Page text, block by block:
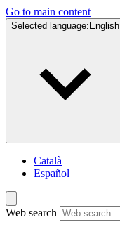
Go to main content
Selected language: English
Català
Español
Web search